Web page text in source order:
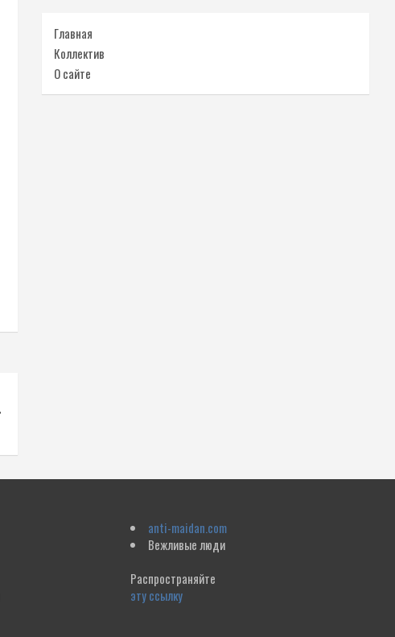
Главная
Коллектив
О сайте
anti-maidan.com
Вежливые люди
Распространяйте
эту ссылку